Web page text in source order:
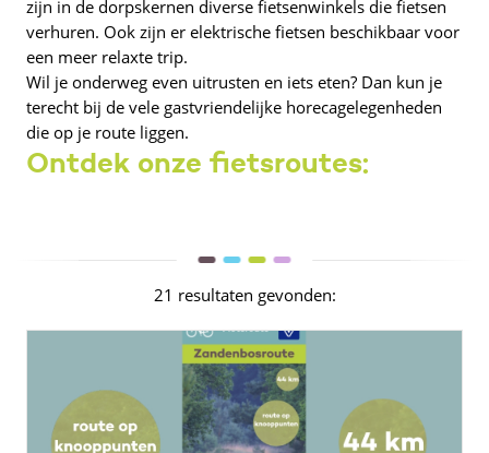
zijn in de dorpskernen diverse fietsenwinkels die fietsen
verhuren. Ook zijn er elektrische fietsen beschikbaar voor
een meer relaxte trip.
Wil je onderweg even uitrusten en iets eten? Dan kun je
terecht bij de vele gastvriendelijke horecagelegenheden
die op je route liggen.
Ontdek onze fietsroutes:
21 resultaten gevonden: